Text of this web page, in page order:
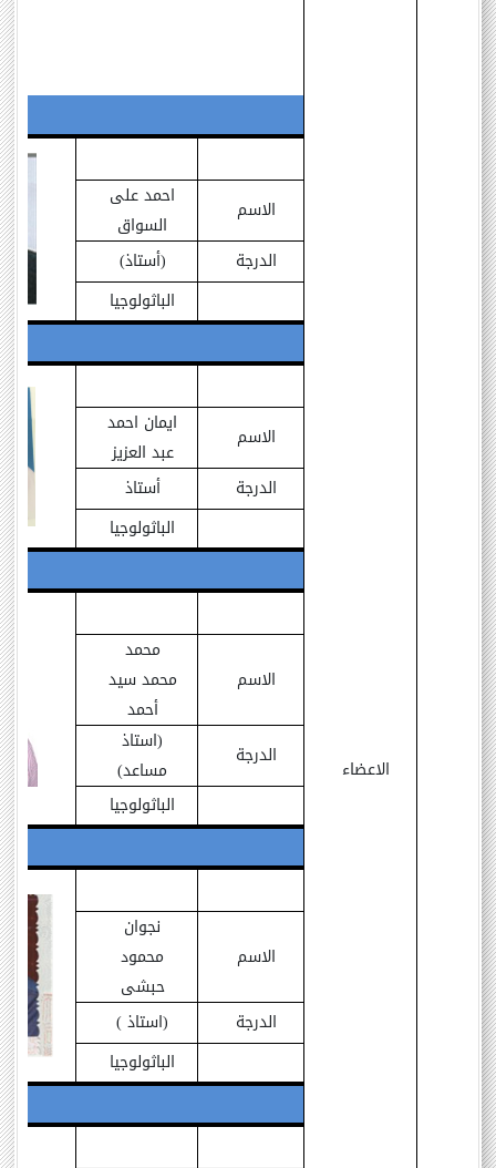
الاعضاء
الاسم
احمد على
السواق
الدرجة
(أستاذ)
الباثولوجيا
الاسم
ايمان احمد
عبد العزيز
الدرجة
أستاذ
الباثولوجيا
الاسم
محمد
محمد سيد
أحمد
الدرجة
(استاذ
مساعد)
الباثولوجيا
الاسم
نجوان
محمود
حبشى
الدرجة
(استاذ )
الباثولوجيا